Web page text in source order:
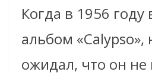
Когда в 1956
альбом «Calypso»,
ожидал, что он не